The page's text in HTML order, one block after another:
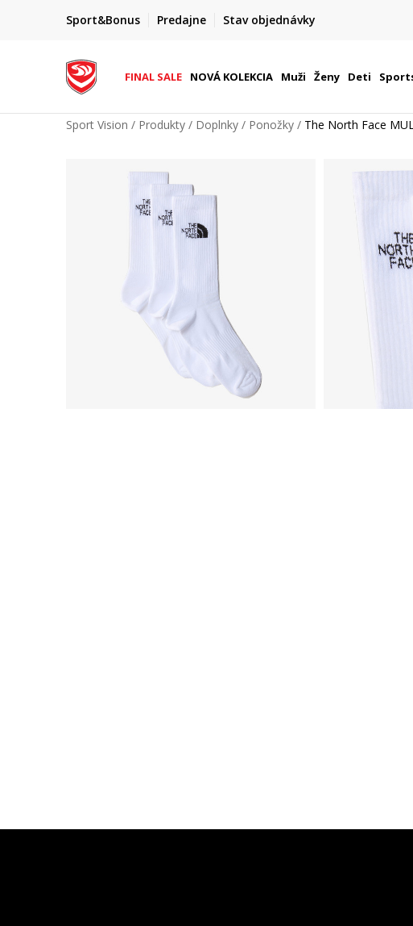
Sport&Bonus Predajne Stav objednávky
FINAL SALE AŽ -60 %
+ extra zľava 10 % len do 9. 8.
FINAL SALE NOVÁ KOLEKCIA Muži Ženy Deti
Sport Vision Produkty Doplnky Ponožky The North Face